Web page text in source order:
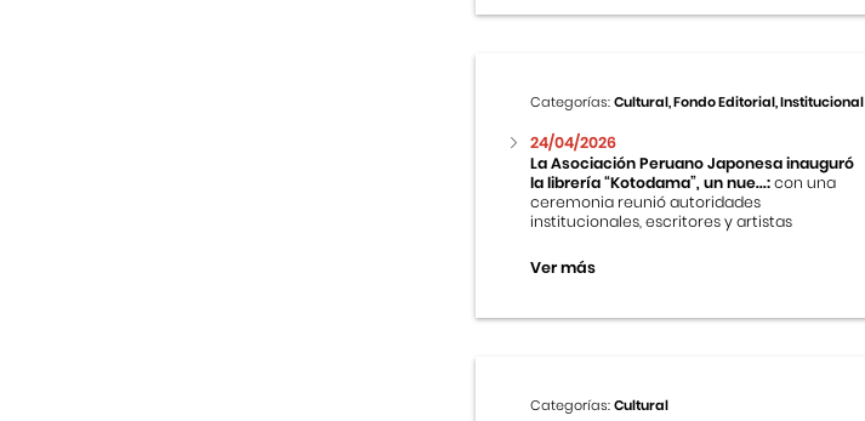
Categorías:Cultural, Fondo Editorial, Institucional
24/04/2026
La Asociación Peruano Japonesa inauguró
la librería “Kotodama”, un nue...:con una
ceremonia reunió autoridades
institucionales, escritores y artistas
Ver más
Categorías:Cultural